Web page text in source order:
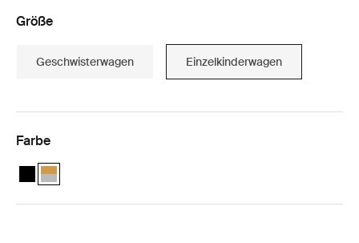
Größe
Geschwisterwagen Einzelkinderwagen
Farbe
Thule Chariot Sport 2 single Schwarz
Thule Chariot Sport 2 single Natural Gold (selected)